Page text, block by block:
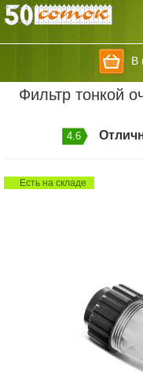
В
Фильтр тонкой
4.6
Есть на складе